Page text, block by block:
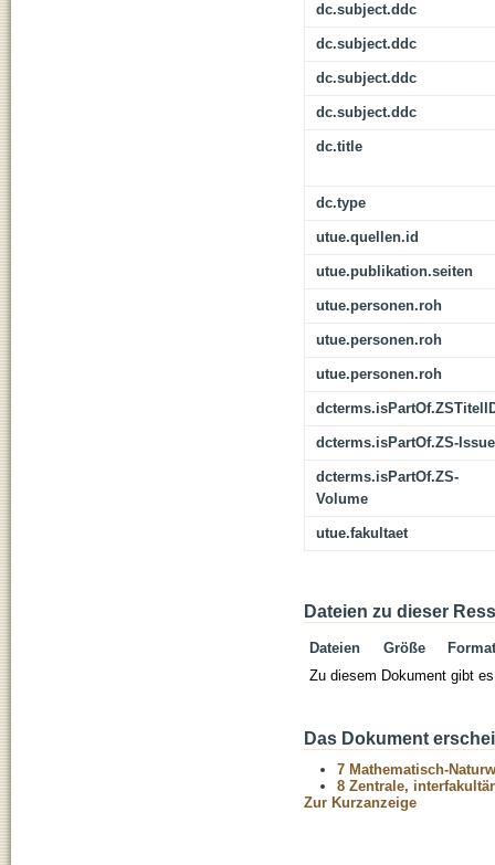
dc.subject.ddc
dc.subject.ddc
dc.subject.ddc
dc.subject.ddc
dc.title
dc.type
utue.quellen.id
utue.publikation.seiten
utue.personen.roh
utue.personen.roh
utue.personen.roh
dcterms.isPartOf.ZS-Issue
dcterms.isPartOf.ZS-
Volume
utue.fakultaet
Dateien zu dieser
Dateien Größe
Format
Zu diesem Dokument gibt
Das Dokument
7 Mathematisch-
8 Zentrale,
Zur Kurzanzeige